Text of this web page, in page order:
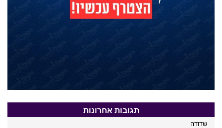
תגובות אחרונות
שדודה